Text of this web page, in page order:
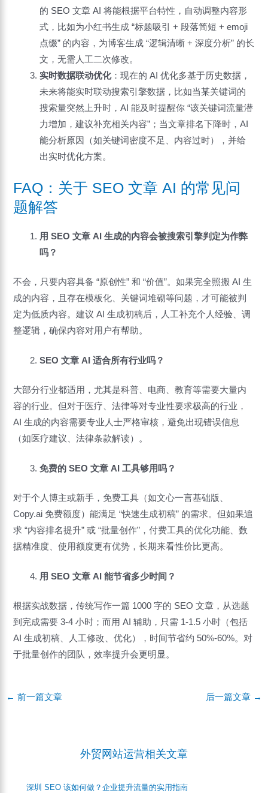
的 SEO 文章 AI 将能根据平台特性，自动调整内容形
式，比如为小红书生成 “标题吸引 + 段落简短 + emoji
点缀” 的内容，为博客生成 “逻辑清晰 + 深度分析” 的长
文，无需人工二次修改。
实时数据联动优化：现在的 AI 优化多基于历史数据，
未来将能实时联动搜索引擎数据，比如当某关键词的
搜索量突然上升时，AI 能及时提醒你 “该关键词流量潜
力增加，建议补充相关内容”；当文章排名下降时，AI
能分析原因（如关键词密度不足、内容过时），并给
出实时优化方案。
FAQ：关于 SEO 文章 AI 的常见问
题解答
用 SEO 文章 AI 生成的内容会被搜索引擎判定为作弊
吗？
不会，只要内容具备 “原创性” 和 “价值”。如果完全照搬 AI 生
成的内容，且存在模板化、关键词堆砌等问题，才可能被判
定为低质内容。建议 AI 生成初稿后，人工补充个人经验、调
整逻辑，确保内容对用户有帮助。
SEO 文章 AI 适合所有行业吗？
大部分行业都适用，尤其是科普、电商、教育等需要大量内
容的行业。但对于医疗、法律等对专业性要求极高的行业，
AI 生成的内容需要专业人士严格审核，避免出现错误信息
（如医疗建议、法律条款解读）。
免费的 SEO 文章 AI 工具够用吗？
对于个人博主或新手，免费工具（如文心一言基础版、
Copy.ai 免费额度）能满足 “快速生成初稿” 的需求。但如果追
求 “内容排名提升” 或 “批量创作”，付费工具的优化功能、数
据精准度、使用额度更有优势，长期来看性价比更高。
用 SEO 文章 AI 能节省多少时间？
根据实战数据，传统写作一篇 1000 字的 SEO 文章，从选题
到完成需要 3-4 小时；而用 AI 辅助，只需 1-1.5 小时（包括
AI 生成初稿、人工修改、优化），时间节省约 50%-60%。对
于批量创作的团队，效率提升会更明显。
Post
← 前一篇文章 后一篇文章 →
外贸网站运营相关文章
深圳 SEO 该如何做？企业提升流量的实用指南